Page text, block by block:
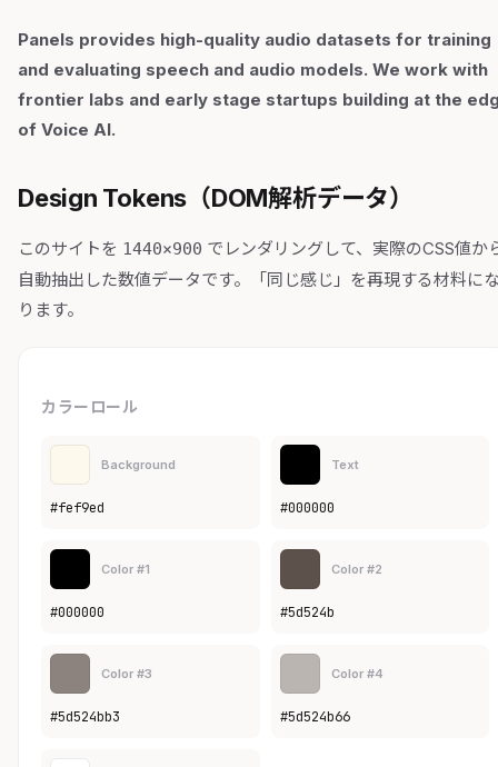
Panels provides high-quality audio datasets for training
and evaluating speech and audio models. We work with
frontier labs and early stage startups building at the
of Voice AI.
Design Tokens（DOM解析データ）
このサイトを 1440×900 でレンダリングして、実際のCSS値か
自動抽出した数値データです。「同じ感じ」を再現する材料に
ります。
カラーロール
Background
#fef9ed
Text
#000000
Color #1
#000000
Color #2
#5d524b
Color #3
#5d524bb3
Color #4
#5d524b66